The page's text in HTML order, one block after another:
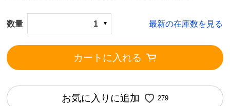
数量 1 最新の在庫数を見る
カートに入れる
お気に入りに追加 279